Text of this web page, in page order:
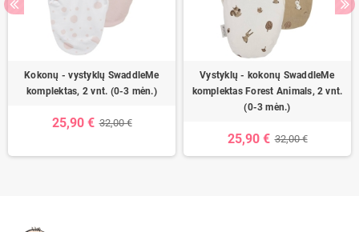
Kokonų - vystyklų SwaddleMe
komplektas, 2 vnt. (0-3 mėn.)
25,90 € 32,00 €
Vystyklų - kokonų SwaddleMe
komplektas Forest Animals, 2 vnt.
(0-3 mėn.)
25,90 € 32,00 €